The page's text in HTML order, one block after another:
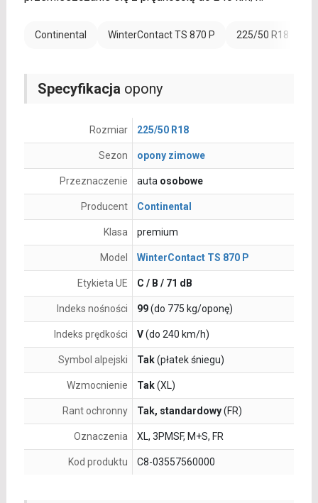
Continental WinterContact TS 870 P 225/50 R18
Specyfikacja opony
Rozmiar 225/50 R18
Sezon opony zimowe
Przeznaczenie auta osobowe
Producent Continental
Klasa premium
Model WinterContact TS 870 P
Etykieta UE C / B / 71 dB
Indeks nośności 99(do 775 kg/oponę)
Indeks prędkości V(do 240 km/h)
Symbol alpejski Tak(płatek śniegu)
Wzmocnienie Tak(XL)
Rant ochronny Tak, standardowy(FR)
Oznaczenia XL, 3PMSF, M+S, FR
Kod produktu C8-03557560000